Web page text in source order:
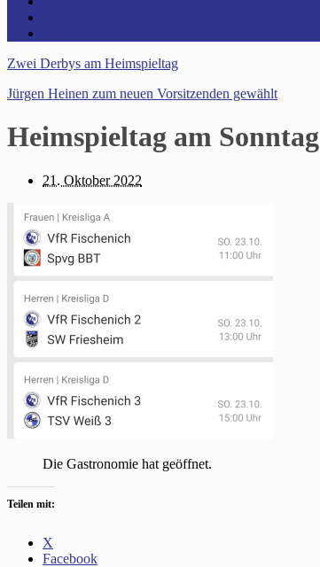
Zwei Derbys am Heimspieltag
Jürgen Heinen zum neuen Vorsitzenden gewählt
Heimspieltag am Sonntag
21. Oktober 2022
Die Gastronomie hat geöffnet.
Teilen mit:
X
Facebook